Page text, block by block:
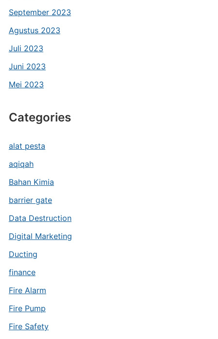
September 2023
Agustus 2023
Juli 2023
Juni 2023
Mei 2023
Categories
alat pesta
aqiqah
Bahan Kimia
barrier gate
Data Destruction
Digital Marketing
Ducting
finance
Fire Alarm
Fire Pump
Fire Safety